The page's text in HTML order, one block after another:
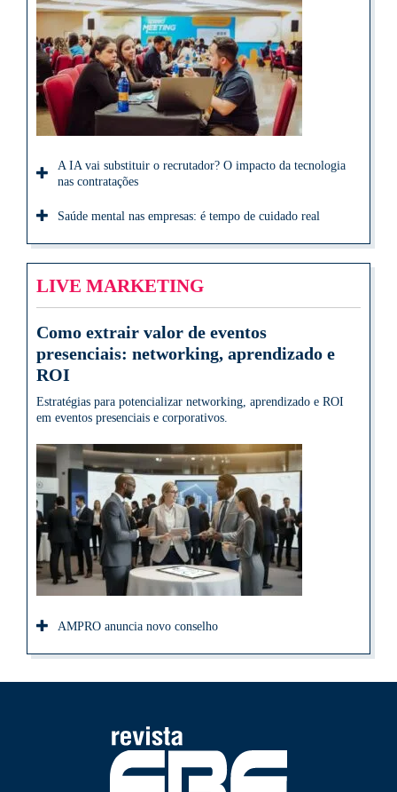
A IA vai substituir o recrutador? O impacto da tecnologia
nas contratações
Saúde mental nas empresas: é tempo de cuidado real
LIVE MARKETING
Como extrair valor de eventos
presenciais: networking, aprendizado e
ROI
Estratégias para potencializar networking, aprendizado e ROI
em eventos presenciais e corporativos.
AMPRO anuncia novo conselho